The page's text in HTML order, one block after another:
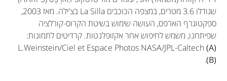
שגודלו 3.6 מטרים, במצפה הכוכבים La Silla בצ'ילה. מאז 2003,
ספקטוגרף הארפס, העושה שימוש בשיטת הקרוס-קורלציה
שפיתחנו, משמש לחיפוש אחר אקזופלנטות. קרדיטים לתמונות:
NASA/JPL-Caltech(A)
(B)
.